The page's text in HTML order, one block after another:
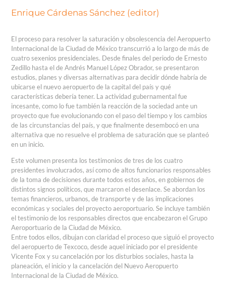
Enrique Cárdenas Sánchez (editor)
El proceso para resolver la saturación y obsolescencia del Aeropuerto
Internacional de la Ciudad de México transcurrió a lo largo de más de
cuatro sexenios presidenciales. Desde finales del periodo de Ernesto
Zedillo hasta el de Andrés Manuel López Obrador, se presentaron
estudios, planes y diversas alternativas para decidir dónde habría de
ubicarse el nuevo aeropuerto de la capital del país y qué
características debería tener. La actividad gubernamental fue
incesante, como lo fue también la reacción de la sociedad ante un
proyecto que fue evolucionando con el paso del tiempo y los cambios
de las circunstancias del país, y que finalmente desembocó en una
alternativa que no resuelve el problema de saturación que se planteó
en un inicio.
Este volumen presenta los testimonios de tres de los cuatro
presidentes involucrados, así como de altos funcionarios responsables
de la toma de decisiones durante todos estos años, en gobiernos de
distintos signos políticos, que marcaron el desenlace. Se abordan los
temas financieros, urbanos, de transporte y de las implicaciones
económicas y sociales del proyecto aeroportuario. Se incluye también
el testimonio de los responsables directos que encabezaron el Grupo
Aeroportuario de la Ciudad de México.
Entre todos ellos, dibujan con claridad el proceso que siguió el proyecto
del aeropuerto de Texcoco, desde aquel iniciado por el presidente
Vicente Fox y su cancelación por los disturbios sociales, hasta la
planeación, el inicio y la cancelación del Nuevo Aeropuerto
Internacional de la Ciudad de México.